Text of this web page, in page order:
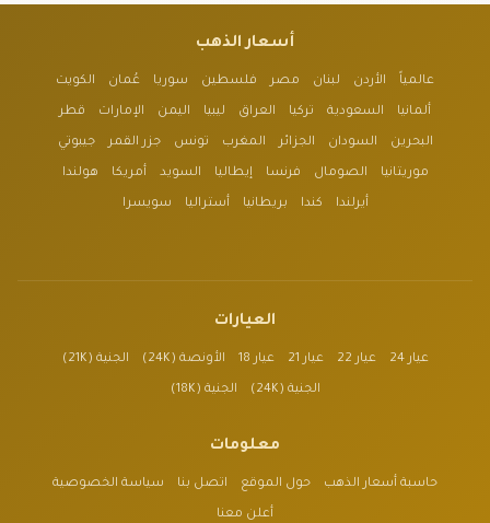
أسعار الذهب
عالمياً الأردن لبنان مصر فلسطين سوريا عُمان الكويت
ألمانيا السعودية تركيا العراق ليبيا اليمن الإمارات قطر
البحرين السودان الجزائر المغرب تونس جزر القمر جيبوتي
موريتانيا الصومال فرنسا إيطاليا السويد أمريكا هولندا
أيرلندا كندا بريطانيا أستراليا سويسرا
العيارات
عيار 24 عيار 22 عيار 21 عيار 18 الأونصة (24K) الجنية (21K)
الجنية (24K) الجنية (18K)
معلومات
حاسبة أسعار الذهب حول الموقع اتصل بنا سياسة الخصوصية
أعلن معنا